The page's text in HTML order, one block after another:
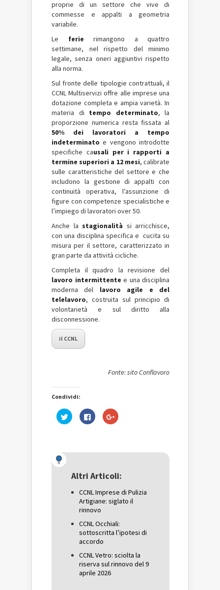
proprie di un settore che vive di
commesse e appalti a geometria
variabile.
Le ferie rimangono a quattro
settimane, nel rispetto del minimo
legale, senza oneri aggiuntivi rispetto
alla norma.
Sul fronte delle tipologie contrattuali, il
CCNL Multiservizi offre alle imprese una
dotazione completa e ampia varietà. In
materia di tempo determinato, la
proporzione numerica resta fissata al
50% dei lavoratori a tempo
indeterminato e vengono introdotte
specifiche causali per i rapporti a
termine superiori a 12 mesi, calibrate
sulle caratteristiche del settore e che
includono la gestione di appalti con
continuità operativa, l’assunzione di
figure con competenze specialistiche e
l’impiego di lavoratori over 50.
Anche la stagionalità si arricchisce,
con una disciplina specifica e cucita su
misura per il settore, caratterizzato in
gran parte da attività cicliche.
Completa il quadro la revisione del
lavoro intermittente e una disciplina
moderna del lavoro agile e del
telelavoro, costruita sul principio di
volontarietà e sul diritto alla
disconnessione.
il CCNL
Fonte: sito Conflavoro
Condividi:
Fai
clic
una
nuova
Fai
clic
nuova
finestra)
Fai
clic
una
nuova
Altri Articoli:
CCNL Imprese di Pulizia
Artigiane: siglato il
rinnovo
CCNL Occhiali:
sottoscritta l’ipotesi di
accordo
CCNL Vetro: sciolta la
riserva sul rinnovo del 9
aprile 2026